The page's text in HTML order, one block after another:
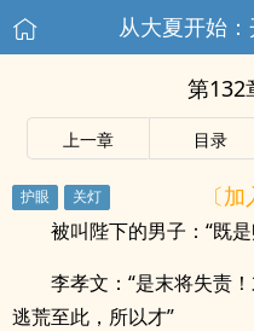
从大夏开始
第132
上一章 目录
〔
被叫陛下的男子：“既
李孝文：“是末将失责
逃荒至此，所以才”